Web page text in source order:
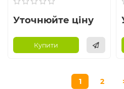
Уточнюйте ціну
Купити
1 2